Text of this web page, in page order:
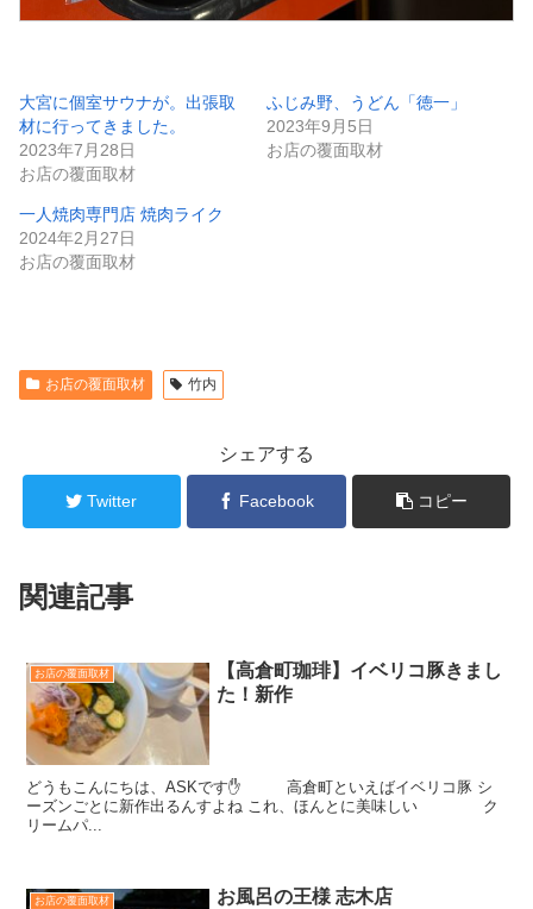
大宮に個室サウナが。出張取
材に行ってきました。
2023年7月28日
お店の覆面取材
ふじみ野、うどん「徳一」
2023年9月5日
お店の覆面取材
一人焼肉専門店 焼肉ライク
2024年2月27日
お店の覆面取材
お店の覆面取材 竹内
シェアする
Twitter Facebook コピー
関連記事
お店の覆面取材
【高倉町珈琲】イベリコ豚きまし
た！新作
どうもこんにちは、ASKです✋ 高倉町といえばイベリコ豚 シ
ーズンごとに新作出るんすよね これ、ほんとに美味しい ク
リームパ...
お店の覆面取材 お風呂の王様 志木店